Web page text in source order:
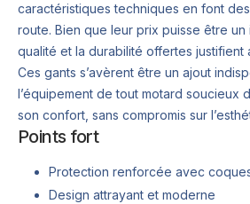
caractéristiques techniques en font
route. Bien que leur prix puisse être un
qualité et la durabilité offertes justifient
Ces gants s’avèrent être un ajout
l’équipement de tout motard soucieux
son confort, sans compromis sur
Points fort
Protection renforcée avec
Design attrayant et moderne